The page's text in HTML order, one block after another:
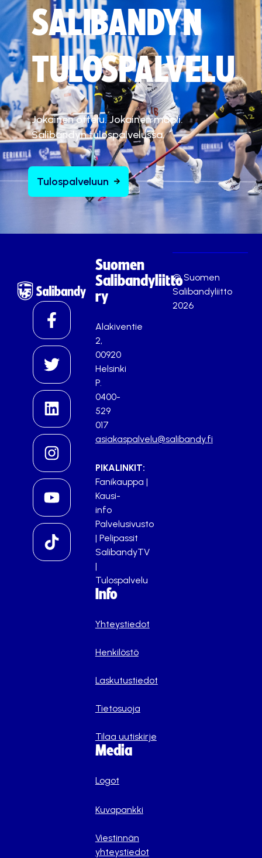
SALIBANDYN
TULOSPALVELU
Jokainen ottelu. Jokainen maali.
Salibandyn tulospalvelussa.
Tulospalveluun
Suomen
Salibandyliitto
ry
Alakiventie
2,
00920
Helsinki
P.
0400-
529
017
asiakaspalvelu@salibandy.fi
PIKALINKIT:
Fanikauppa |
Kausi-
info
Palvelusivusto
| Pelipassit
SalibandyTV
|
Tulospalvelu
Info
Yhteystiedot
Henkilöstö
Laskutustiedot
Tietosuoja
Tilaa uutiskirje
Media
Logot
Kuvapankki
Viestinnän
yhteystiedot
© Suomen
Salibandyliitto
2026